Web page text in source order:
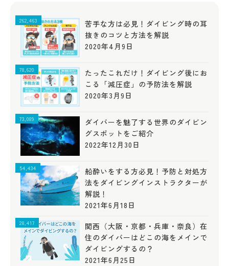
262,463
苦手な方は必見！ダイビング時の耳
抜きのコツと方法を解説
2020年4月9日
78,620
たったこれだけ！ダイビング後にお
こる「減圧症」の予防法を解説
2020年3月9日
73,089
ダイバーを魅了する世界のダイビン
グスポットをご紹介
2022年12月30日
54,434
船酔いをする方必見！予防と対処方
法をダイビングインストラクターが
解説！
2021年6月18日
28,417
関西（大阪・京都・兵庫・奈良）在
住のダイバーはどこの海をメインで
ダイビングするの？
2021年6月25日